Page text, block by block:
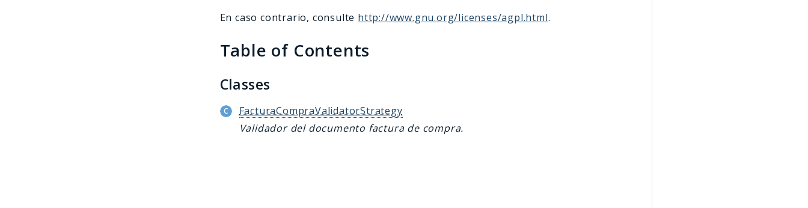
En caso contrario, consulte http://www.gnu.org/licenses/agpl.html.
Table of Contents
Classes
FacturaCompraValidatorStrategy
Validador del documento factura de compra.